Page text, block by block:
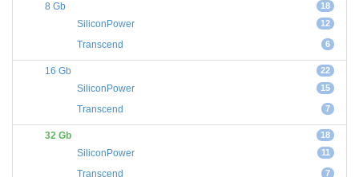
8 Gb 18
SiliconPower 12
Transcend 6
16 Gb 22
SiliconPower 15
Transcend 7
32 Gb 18
SiliconPower 11
Transcend 7